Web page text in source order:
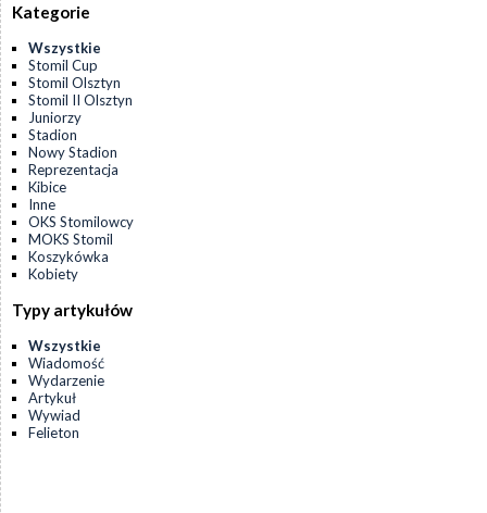
Kategorie
Wszystkie
Stomil Cup
Stomil Olsztyn
Stomil II Olsztyn
Juniorzy
Stadion
Nowy Stadion
Reprezentacja
Kibice
Inne
OKS Stomilowcy
MOKS Stomil
Koszykówka
Kobiety
Typy artykułów
Wszystkie
Wiadomość
Wydarzenie
Artykuł
Wywiad
Felieton